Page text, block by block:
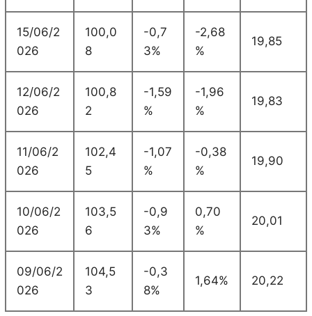
15/06/2
026
100,0
8
-0,7
3%
-2,68
%
19,85
12/06/2
026
100,8
2
-1,59
%
-1,96
%
19,83
11/06/2
026
102,4
5
-1,07
%
-0,38
%
19,90
10/06/2
026
103,5
6
-0,9
3%
0,70
%
20,01
09/06/2
026
104,5
3
-0,3
8%
1,64% 20,22